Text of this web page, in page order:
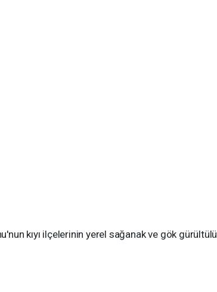
kıyı ilçelerinin yerel sağanak ve gök gürültülü